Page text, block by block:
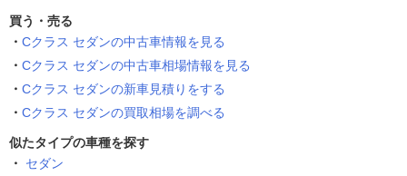
買う・売る
Cクラス セダンの中古車情報を見る
Cクラス セダンの中古車相場情報を見る
Cクラス セダンの新車見積りをする
Cクラス セダンの買取相場を調べる
似たタイプの車種を探す
セダン